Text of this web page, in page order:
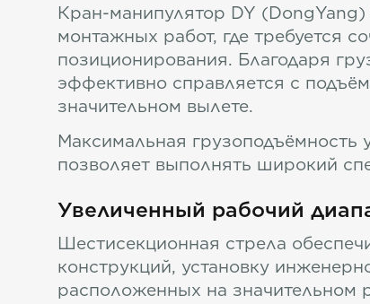
Кран-манипулятор DY
монтажных работ, где требуется
позиционирования. Благодаря
эффективно справляется с
значительном вылете.
Максимальная грузоподъёмность
позволяет выполнять широкий
Увеличенный рабочий
Шестисекционная стрела
конструкций, установку
расположенных на значительном